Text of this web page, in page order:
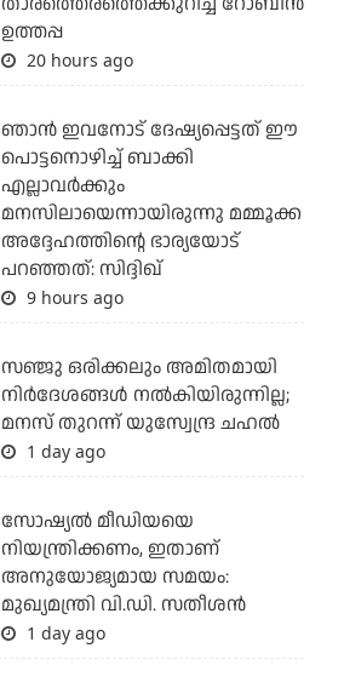
ഉത്തപ്പ
20 hours ago
ഞാന്‍ ഇവനോട് ദേഷ്യപ്പെട്ടത് ഈ
പൊട്ടനൊഴിച്ച് ബാക്കി
എല്ലാവര്‍ക്കും
മനസിലായെന്നായിരുന്നു മമ്മൂക്ക
അദ്ദേഹത്തിന്റെ ഭാര്യയോട്
പറഞ്ഞത്: സിദ്ദിഖ്
9 hours ago
സഞ്ജു ഒരിക്കലും അമിതമായി
നിര്‍ദേശങ്ങള്‍ നല്‍കിയിരുന്നില്ല;
മനസ് തുറന്ന് യുസ്വേന്ദ്ര ചഹല്‍
1 day ago
സോഷ്യല്‍ മീഡിയയെ
നിയന്ത്രിക്കണം, ഇതാണ്
അനുയോജ്യമായ സമയം:
മുഖ്യമന്ത്രി വി.ഡി. സതീശന്‍
1 day ago